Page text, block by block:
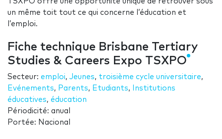
un même toit tout ce qui concerne l’éducation et
l’emploi.
Fiche technique Brisbane Tertiary
Studies & Careers Expo TSXPO
Secteur: emploi, Jeunes, troisième cycle universitaire,
Evénements, Parents, Etudiants,
Institutions
éducatives, éducation
Périodicité: anual
Portée: Nacional